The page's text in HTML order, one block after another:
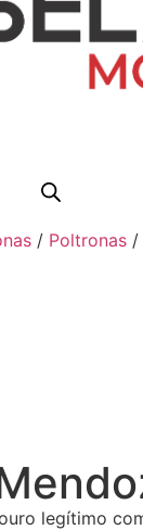
/ Poltronas /
legítimo